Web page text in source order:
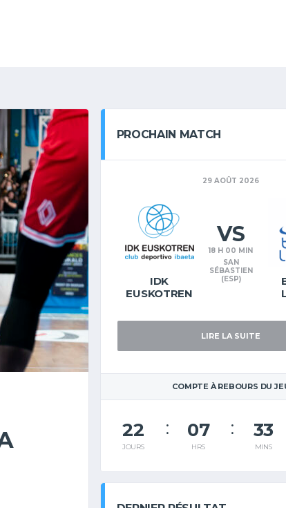
PROCHAIN MATCH
29 AOÛT 2026
IDK
EUSKOTREN
VS
18 H 00 MIN
SAN
SÉBASTIEN
(ESP)
LIRE LA SUITE
COMPTE À REBOURS DU
22
JOURS
07
HRS
33
MINS